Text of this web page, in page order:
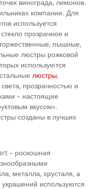
винограда, лимонов.
компании. Для
используется
прозрачное и
пышные,
люстры рожковой
используются
люстры,
прозрачностью и
– настоящие
вкусом».
созданы в лучших
– роскошная
металла, хрусталя, а
используются